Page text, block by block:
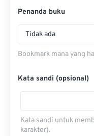
Penanda buku
Tidak ada
Bookmark mana yang
Kata sandi (opsional)
Kata sandi untuk
karakter).